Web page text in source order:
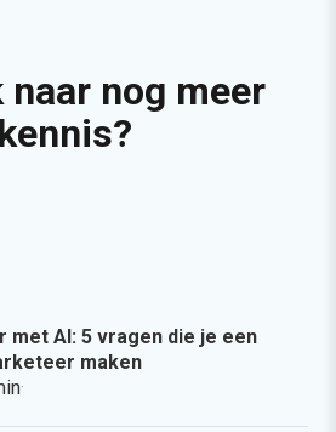
naar nog meer
kennis?
met AI: 5 vragen die je een
maken
·